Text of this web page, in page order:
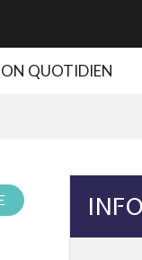
QUOTIDIEN